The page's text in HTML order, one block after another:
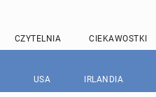
CZYTELNIA CIEKAWOSTKI
USA IRLANDIA